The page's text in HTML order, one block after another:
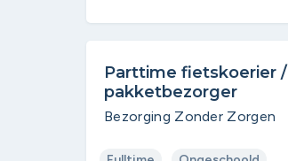
Parttime fietskoerier /
pakketbezorger
Bezorging Zonder Zorgen